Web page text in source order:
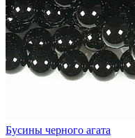
Бусины черного агата